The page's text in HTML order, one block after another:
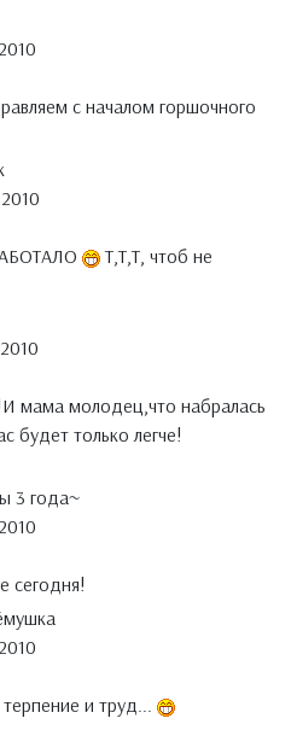
с началом горшочного
Т,Т,Т, чтоб не
мама молодец,что набралась
будет только легче!
3 года~
сегодня!
и труд...